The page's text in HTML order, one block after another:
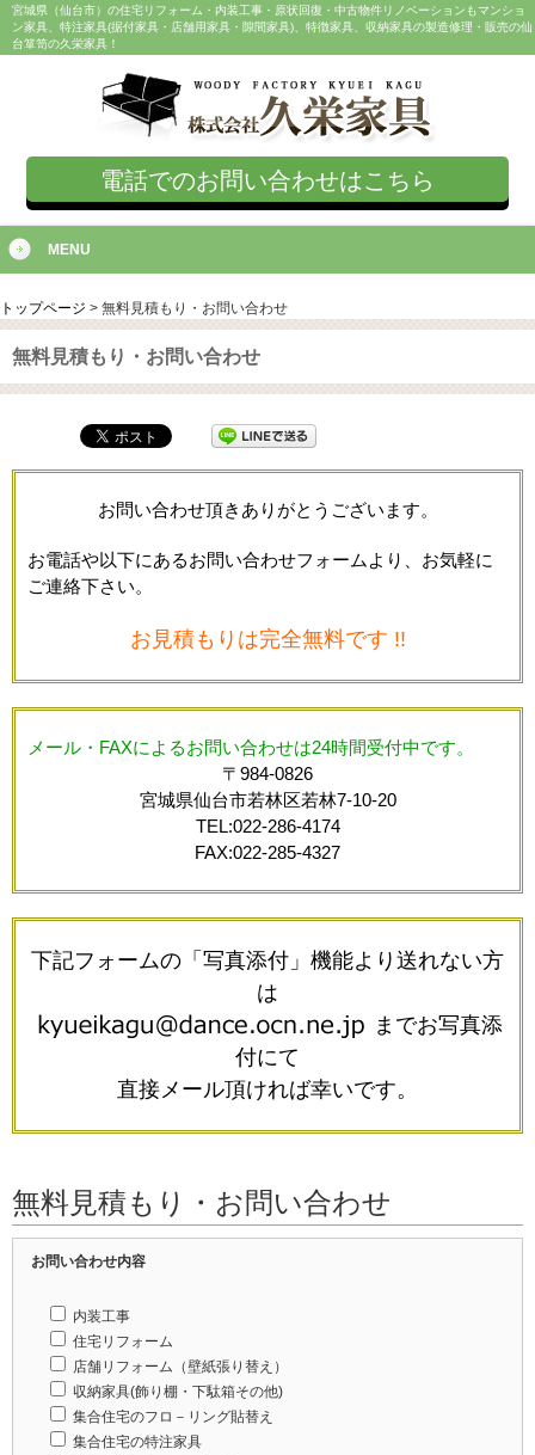
宮城県（仙台市）の住宅リフォーム・内装工事・原状回復・中古物件リノベーションもマンショ
ン家具、特注家具(据付家具・店舗用家具・隙間家具)、特徴家具、収納家具の製造修理・販売の仙
台箪笥の久栄家具！
電話でのお問い合わせはこちら
MENU
トップページ > 無料見積もり・お問い合わせ
無料見積もり・お問い合わせ
お問い合わせ頂きありがとうございます。
お電話や以下にあるお問い合わせフォームより、お気軽に
ご連絡下さい。
お見積もりは完全無料です !!
メール・FAXによるお問い合わせは24時間受付中です。
〒984-0826
宮城県仙台市若林区若林7-10-20
TEL:022-286-4174
FAX:022-285-4327
下記フォームの「写真添付」機能より送れない方
は
までお写真添
付にて
直接メール頂ければ幸いです。
無料見積もり・お問い合わせ
お問い合わせ内容
内装工事
住宅リフォーム
店舗リフォーム（壁紙張り替え）
収納家具(飾り棚・下駄箱その他)
集合住宅のフロ－リング貼替え
集合住宅の特注家具